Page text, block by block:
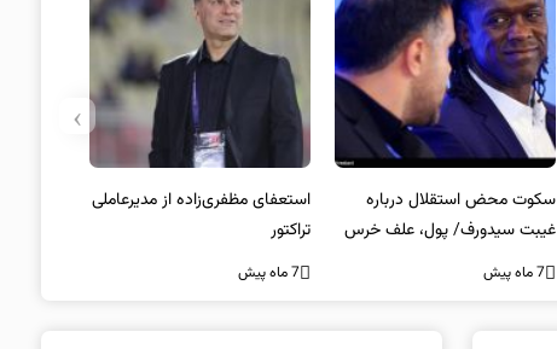
سکوت محض استقلال درباره
غیبت سیدورف/ پول، علف خرس
است؟
7 ماه پیش
استعفای مظفری‌زاده از مدیرعاملی
تراکتور
7 ماه پیش
›